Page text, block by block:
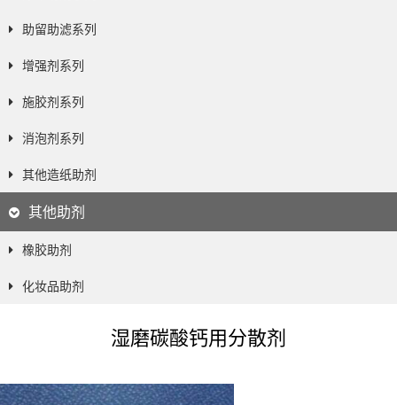
助留助滤系列
增强剂系列
施胶剂系列
消泡剂系列
其他造纸助剂
其他助剂
橡胶助剂
化妆品助剂
湿磨碳酸钙用分散剂